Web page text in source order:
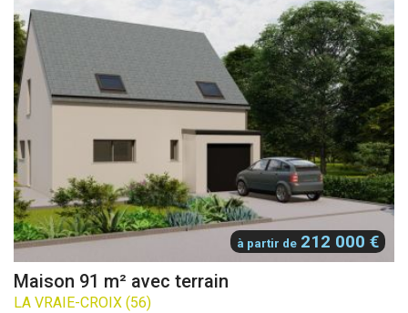
à partir de 212 000 €
Maison 91 m² avec terrain
LA VRAIE-CROIX (56)